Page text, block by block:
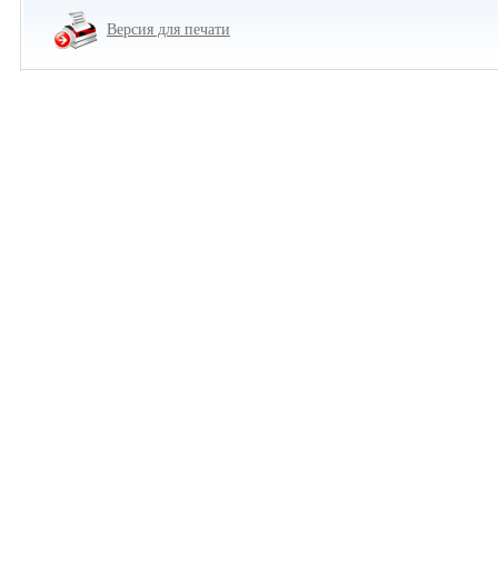
Версия для печати